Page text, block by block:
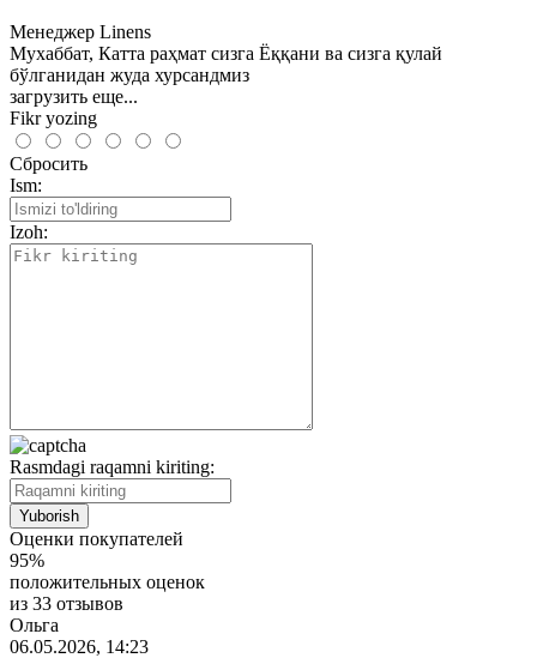
Менеджер Linens
Мухаббат, Катта раҳмат сизга Ёққани ва сизга қулай
бўлганидан жуда хурсандмиз
загрузить еще...
Fikr yozing
Сбросить
Ism:
Izoh:
Rasmdagi raqamni kiriting:
Оценки покупателей
95%
положительных оценок
из 33 отзывов
Ольга
06.05.2026, 14:23